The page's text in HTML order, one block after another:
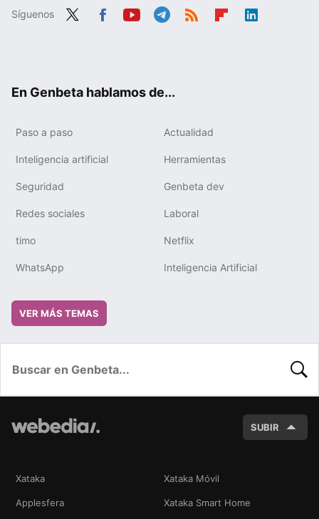
Síguenos
En Genbeta hablamos de...
Paso a paso Actualidad
Inteligencia artificial Herramientas
Seguridad Genbeta dev
Redes sociales Laboral
timo Netflix
WhatsApp Inteligencia Artificial
VER MÁS TEMAS
SUBIR
Xataka Xataka Móvil
Applesfera Xataka Smart Home